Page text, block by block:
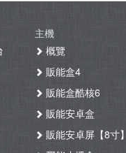
主機
概覽
販能盒4
販能盒酷核6
販能安卓盒
販能安卓屏【8寸】